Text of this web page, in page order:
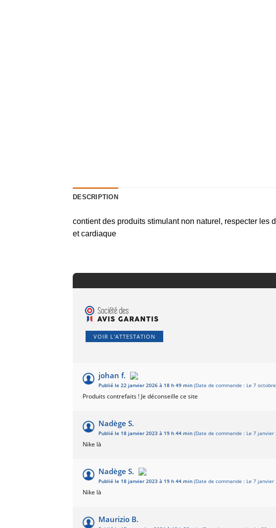
DESCRIPTION
contient des produits stimulant non naturel, respecter les
et cardiaque
VOIR L'ATTESTATION
johan f.
Publié le 22 janvier 2026 à 18 h 49 min (Date de commande : Le 7
Produits contrefaits ! Je déconseille ce site
Nadège S.
Publié le 18 janvier 2023 à 19 h 44 min (Date de commande : Le 7
Nike là
Nadège S.
Publié le 18 janvier 2023 à 19 h 44 min (Date de commande : Le 7
Nike là
Maurizio B.